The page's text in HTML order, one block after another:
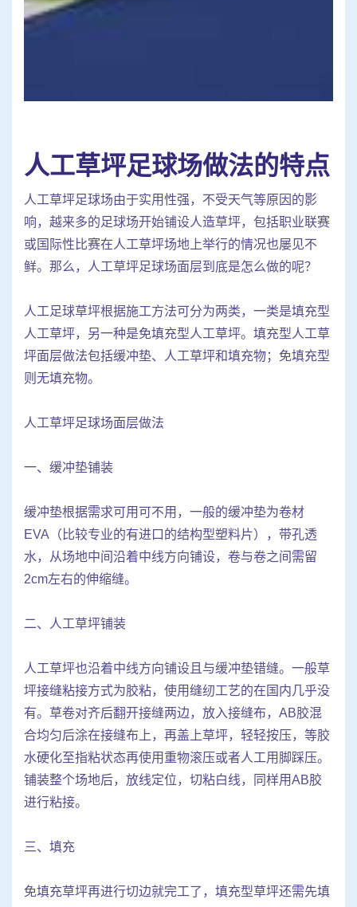
人工草坪足球场做法的特点
人工草坪足球场由于实用性强，不受天气等原因的影
响，越来多的足球场开始铺设人造草坪，包括职业联赛
或国际性比赛在人工草坪场地上举行的情况也屡见不
鲜。那么，人工草坪足球场面层到底是怎么做的呢？
人工足球草坪根据施工方法可分为两类，一类是填充型
人工草坪，另一种是免填充型人工草坪。填充型人工草
坪面层做法包括缓冲垫、人工草坪和填充物；免填充型
则无填充物。
人工草坪足球场面层做法
一、缓冲垫铺装
缓冲垫根据需求可用可不用，一般的缓冲垫为卷材
EVA（比较专业的有进口的结构型塑料片），带孔透
水，从场地中间沿着中线方向铺设，卷与卷之间需留
2cm左右的伸缩缝。
二、人工草坪铺装
人工草坪也沿着中线方向铺设且与缓冲垫错缝。一般草
坪接缝粘接方式为胶粘，使用缝纫工艺的在国内几乎没
有。草卷对齐后翻开接缝两边，放入接缝布，AB胶混
合均匀后涂在接缝布上，再盖上草坪，轻轻按压，等胶
水硬化至指粘状态再使用重物滚压或者人工用脚踩压。
铺装整个场地后，放线定位，切粘白线，同样用AB胶
进行粘接。
三、填充
免填充草坪再进行切边就完工了，填充型草坪还需先填